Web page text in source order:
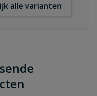
alle varianten